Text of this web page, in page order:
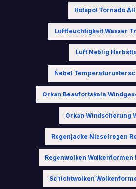
Hotspot Tornado
Luftfeuchtigkeit Wasser
Luft Neblig
Nebel
Orkan Beaufortskala
Orkan Windscherung
Regenjacke Nieselregen
Regenwolken Wolkenformen
Schichtwolken